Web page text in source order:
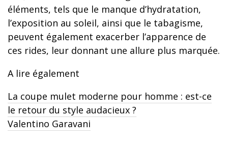
éléments, tels que le manque d’hydratation,
l’exposition au soleil, ainsi que le tabagisme,
peuvent également exacerber l’apparence de
ces rides, leur donnant une allure plus marquée.
A lire également
La coupe mulet moderne pour homme : est-ce
le retour du style audacieux ?
Valentino Garavani